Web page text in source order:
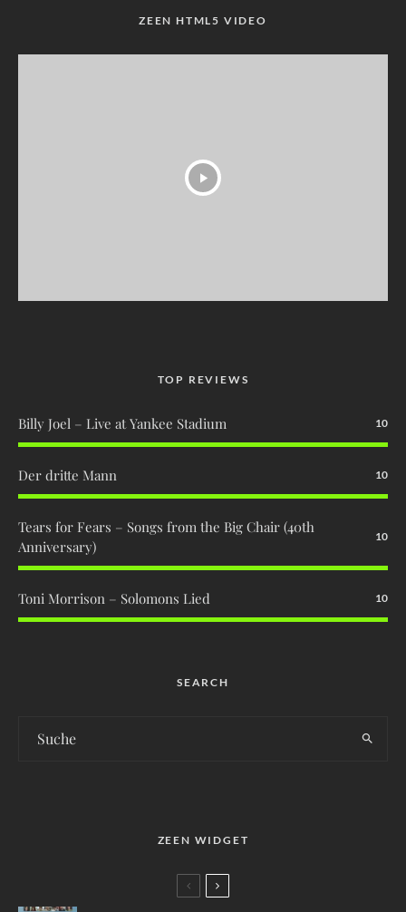
ZEEN HTML5 VIDEO
TOP REVIEWS
Billy Joel – Live at Yankee Stadium 10
Der dritte Mann 10
Tears for Fears – Songs from the Big Chair (40th
Anniversary)
10
Toni Morrison – Solomons Lied 10
SEARCH
ZEEN WIDGET